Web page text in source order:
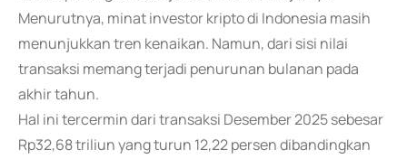
Menurutnya, minat investor kripto di Indonesia masih
menunjukkan tren kenaikan. Namun, dari sisi nilai
transaksi memang terjadi penurunan bulanan pada
akhir tahun.
Hal ini tercermin dari transaksi Desember 2025 sebesar
Rp32,68 triliun yang turun 12,22 persen dibandingkan